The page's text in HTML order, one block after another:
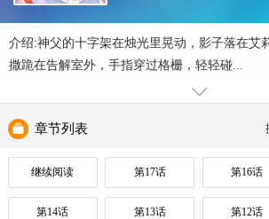
介绍:神父的十字架在烛光里晃动，影子落在艾
撒跪在告解室外，手指穿过格栅，轻轻碰...
章节列表
继续阅读 第17话 第16话
第14话 第13话 第12话